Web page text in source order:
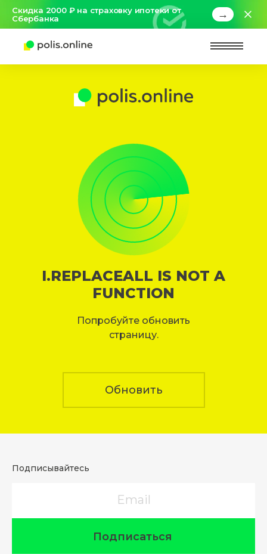
Скидка 2000 ₽ на страховку ипотеки от
Сбербанка
→
I.REPLACEALL IS NOT A
FUNCTION
Попробуйте обновить
страницу.
Обновить
Подписывайтесь
Подписаться